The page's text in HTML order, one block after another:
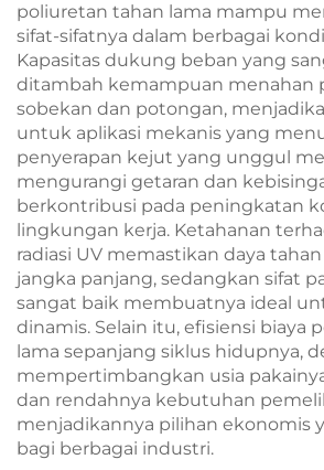
poliuretan tahan lama mampu
sifat-sifatnya dalam berbagai
Kapasitas dukung beban yang
ditambah kemampuan menahan
sobekan dan potongan,
untuk aplikasi mekanis yang
penyerapan kejut yang unggul
mengurangi getaran dan
berkontribusi pada peningkatan
lingkungan kerja. Ketahanan
radiasi UV memastikan daya
jangka panjang, sedangkan sifat
sangat baik membuatnya ideal
dinamis. Selain itu, efisiensi biaya
lama sepanjang siklus hidupnya,
mempertimbangkan usia
dan rendahnya kebutuhan
menjadikannya pilihan ekonomis
bagi berbagai industri.